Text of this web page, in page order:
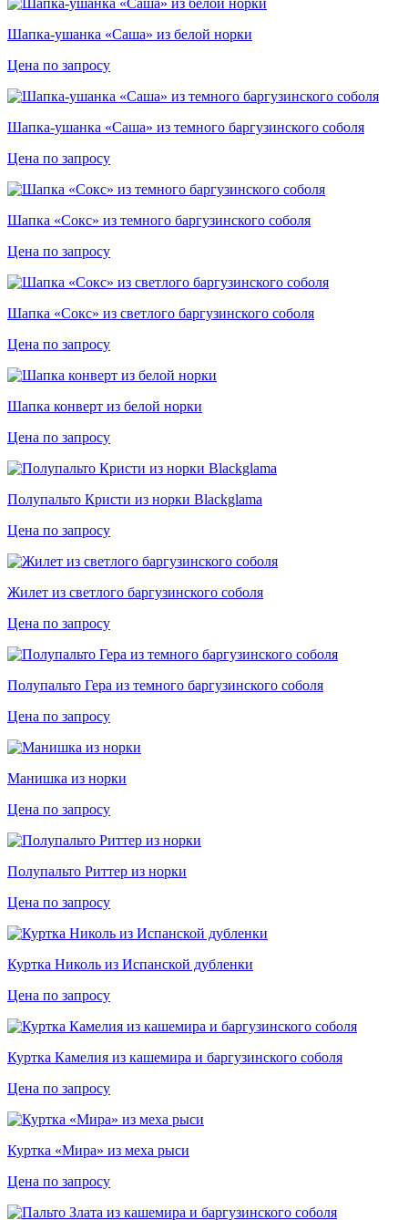
Шапка-ушанка «Саша» из белой норки
Цена по запросу
Шапка-ушанка «Саша» из темного баргузинского соболя
Цена по запросу
Шапка «Сокс» из темного баргузинского соболя
Цена по запросу
Шапка «Сокс» из светлого баргузинского соболя
Цена по запросу
Шапка конверт из белой норки
Цена по запросу
Полупальто Кристи из норки Blackglama
Цена по запросу
Жилет из светлого баргузинского соболя
Цена по запросу
Полупальто Гера из темного баргузинского соболя
Цена по запросу
Манишка из норки
Цена по запросу
Полупальто Риттер из норки
Цена по запросу
Куртка Николь из Испанской дубленки
Цена по запросу
Куртка Камелия из кашемира и баргузинского соболя
Цена по запросу
Куртка «Мира» из меха рыси
Цена по запросу